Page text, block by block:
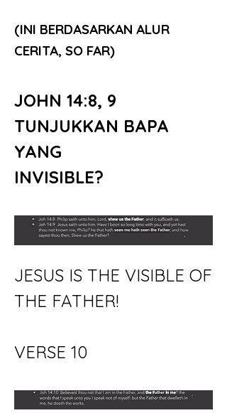
(INI BERDASARKAN ALUR
CERITA, SO FAR)
JOHN 14:8, 9
TUNJUKKAN BAPA
YANG
INVISIBLE?
JESUS IS THE VISIBLE OF
THE FATHER!
VERSE 10